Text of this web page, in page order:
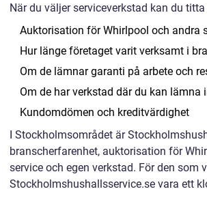
När du väljer serviceverkstad kan du titta
Auktorisation för Whirlpool och andra
Hur länge företaget varit verksamt i
Om de lämnar garanti på arbete och
Om de har verkstad där du kan lämna
Kundomdömen och kreditvärdighet
I Stockholmsområdet är
branscherfarenhet, auktorisation för
service och egen verkstad. För den
Stockholmshushallsservice.se vara ett